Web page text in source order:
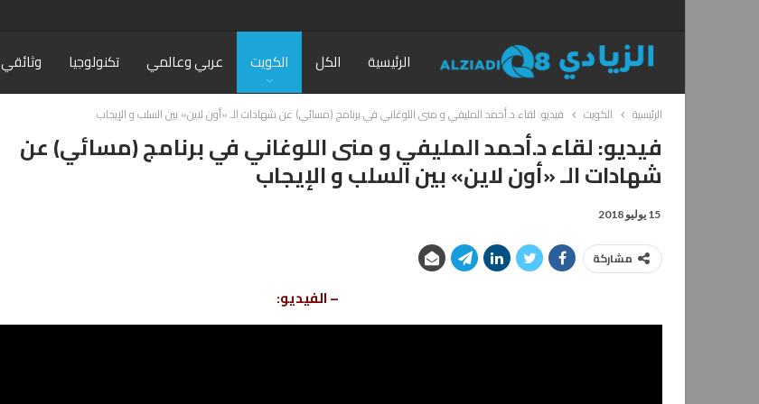
الرئيسية الكل الكويت عربي وعالمي تكنولوجيا وثائقي
الرئيسية الكويت فيديو: لقاء د.أحمد المليفي و منى اللوغاني في برنامج (مسائي) عن شهادات الـ «أون لاين» بين السلب و الإيجاب
فيديو: لقاء د.أحمد المليفي و منى اللوغاني في برنامج (مسائي) عن
شهادات الـ «أون لاين» بين السلب و الإيجاب
15 يوليو 2018
مشاركة
– الفيديو: